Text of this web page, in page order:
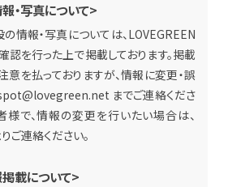
・写真について>
の情報・写真については、LOVEGREEN
認を行った上で掲載しております。掲載
を払っておりますが、情報に変更・誤
までご連絡くださ
様で、情報の変更を行いたい場合は、
ご連絡ください。
掲載について>